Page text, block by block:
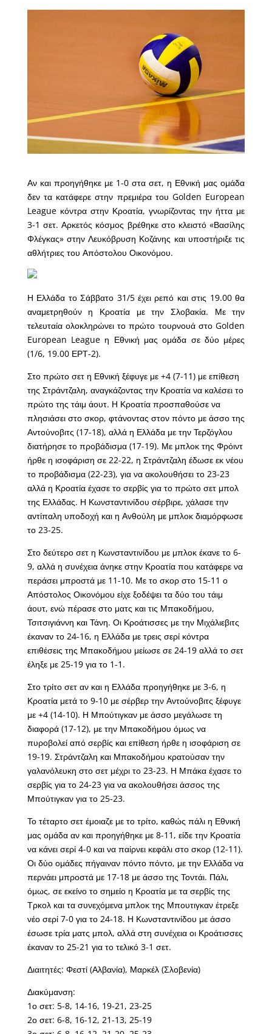
Αν και προηγήθηκε με 1-0 στα σετ, η Εθνική μας ομάδα
δεν τα κατάφερε στην πρεμιέρα του Golden European
League κόντρα στην Κροατία, γνωρίζοντας την ήττα με
3-1 σετ. Αρκετός κόσμος βρέθηκε στο κλειστό «Βασίλης
Φλέγκας» στην Λευκόβρυση Κοζάνης και υποστήριξε τις
αθλήτριες του Απόστολου Οικονόμου.
Η Ελλάδα το Σάββατο 31/5 έχει ρεπό και στις 19.00 θα
αναμετρηθούν η Κροατία με την Σλοβακία. Με την
τελευταία ολοκληρώνει το πρώτο τουρνουά στο Golden
European League η Εθνική μας ομάδα σε δύο μέρες
(1/6, 19.00 ΕΡΤ-2).
Στο πρώτο σετ η Εθνική ξέφυγε με +4 (7-11) με επίθεση
της Στράντζαλη, αναγκάζοντας την Κροατία να καλέσει το
πρώτο της τάιμ άουτ. Η Κροατία προσπαθούσε να
πλησιάσει στο σκορ, φτάνοντας στον πόντο με άσσο της
Αντούνοβιτς (17-18), αλλά η Ελλάδα με την Τερζόγλου
διατήρησε το προβάδισμα (17-19). Με μπλοκ της Φρόιντ
ήρθε η ισοφάριση σε 22-22, η Στράντζαλη έδωσε εκ νέου
το προβάδισμα (22-23), για να ακολουθήσει το 23-23
αλλά η Κροατία έχασε το σερβίς για το πρώτο σετ μπολ
της Ελλάδας. Η Κωνσταντινίδου σέρβιρε, χάλασε την
αντίπαλη υποδοχή και η Ανθούλη με μπλοκ διαμόρφωσε
το 23-25.
Στο δεύτερο σετ η Κωνσταντινίδου με μπλοκ έκανε το 6-
9, αλλά η συνέχεια άνηκε στην Κροατία που κατάφερε να
περάσει μπροστά με 11-10. Με το σκορ στο 15-11 ο
Απόστολος Οικονόμου είχε ξοδέψει τα δύο του τάιμ
άουτ, ενώ πέρασε στο ματς και τις Μπακοδήμου,
Τσιτσιγιάννη και Τάνη. Οι Κροάτισσες με την Μιχάλιεβιτς
έκαναν το 24-16, η Ελλάδα με τρεις σερί κόντρα
επιθέσεις της Μπακοδήμου μείωσε σε 24-19 αλλά το σετ
έληξε με 25-19 για το 1-1.
Στο τρίτο σετ αν και η Ελλάδα προηγήθηκε με 3-6, η
Κροατία μετά το 9-10 με σέρβερ την Αντούνοβιτς ξέφυγε
με +4 (14-10). Η Μπούτιγκαν με άσσο μεγάλωσε τη
διαφορά (17-12), με την Μπακοδήμου όμως να
πυροβολεί από σερβίς και επίθεση ήρθε η ισοφάριση σε
19-19. Στράντζαλη και Μπακοδήμου κρατούσαν την
γαλανόλευκη στο σετ μέχρι το 23-23. Η Μπάκα έχασε το
σερβίς για το 24-23 για να ακολουθήσει άσσος της
Μπούτιγκαν για το 25-23.
Το τέταρτο σετ έμοιαζε με το τρίτο, καθώς πάλι η Εθνική
μας ομάδα αν και προηγήθηκε με 8-11, είδε την Κροατία
να κάνει σερί 4-0 και να παίρνει κεφάλι στο σκορ (12-11).
Οι δύο ομάδες πήγαιναν πόντο πόντο, με την Ελλάδα να
περνάει μπροστά με 17-18 με άσσο της Τοντάι. Πάλι,
όμως, σε εκείνο το σημείο η Κροατία με τα σερβίς της
Τρκολ και τα συνεχόμενα μπλοκ της Μπουτιγκαν έτρεξε
νέο σερί 7-0 για το 24-18. Η Κωνσταντινίδου με άσσο
έσωσε τρία ματς μπολ, αλλά στη συνέχεια οι Κροάτισσες
έκαναν το 25-21 για το τελικό 3-1 σετ.
Διαιτητές: Φεστί (Αλβανία), Μαρκέλ (Σλοβενία)
Διακύμανση:
1ο σετ: 5-8, 14-16, 19-21, 23-25
2ο σετ: 6-8, 16-12, 21-13, 25-19